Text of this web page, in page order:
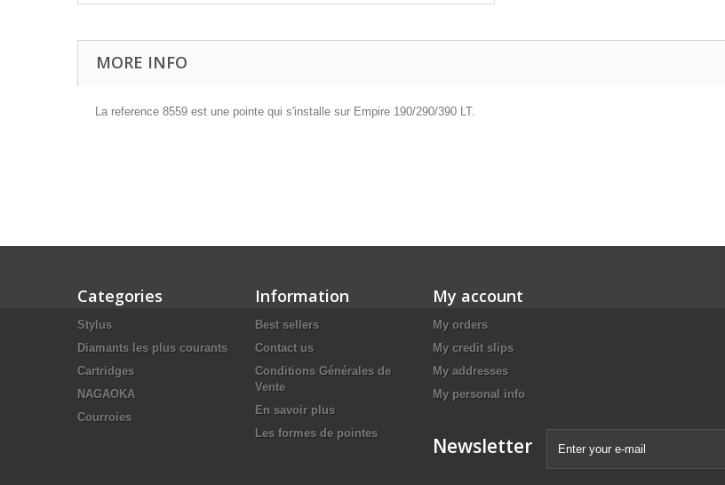
MORE INFO
La reference 8559 est une pointe qui s'installe sur Empire 190/290/390 LT.
Categories
Stylus
Diamants les plus courants
Cartridges
NAGAOKA
Courroies
Information
Best sellers
Contact us
Conditions Générales de
Vente
En savoir plus
Les formes de pointes
My account
My orders
My credit slips
My addresses
My personal info
Newsletter